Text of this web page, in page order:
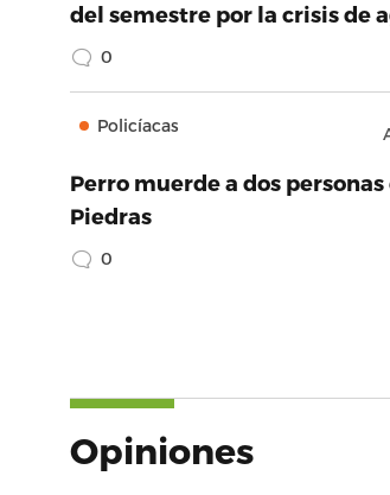
del semestre por la crisis de
0
Policíacas
Perro muerde a dos personas
Piedras
0
Opiniones